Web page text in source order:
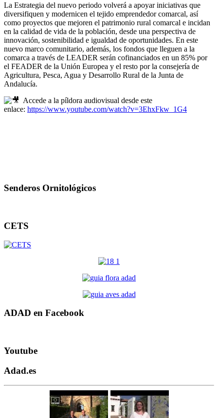
La Estrategia del nuevo periodo volverá a apoyar iniciativas que
diversifiquen y modernicen el tejido emprendedor comarcal, así
como proyectos que mejoren el patrimonio rural comarcal e incidan
en la calidad de vida de la población, desde una perspectiva de
innovación, sostenibilidad e igualdad de oportunidades. En este
nuevo marco comunitario, además, los fondos que lleguen a la
comarca a través de LEADER serán cofinanciados en un 85% por
el FEADER de la Unión Europea y el resto por la consejería de
Agricultura, Pesca, Agua y Desarrollo Rural de la Junta de
Andalucía.
Accede a la píldora audiovisual desde este
enlace: https://www.youtube.com/watch?v=3EhxFkw_1G4
Senderos Ornitológicos
CETS
ADAD en Facebook
Youtube
Adad.es